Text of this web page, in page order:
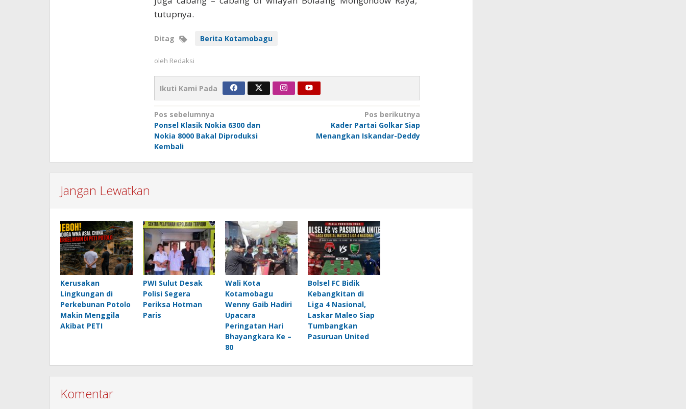
tutupnya.
Ditag Berita Kotamobagu
oleh Redaksi
Ikuti Kami Pada
Navigasi
pos
Pos sebelumnya
Ponsel Klasik Nokia 6300 dan
Nokia 8000 Bakal Diproduksi
Kembali
Pos berikutnya
Kader Partai Golkar Siap
Menangkan Iskandar-Deddy
Jangan Lewatkan
Kerusakan
Lingkungan di
Perkebunan Potolo
Makin Menggila
Akibat PETI
PWI Sulut Desak
Polisi Segera
Periksa Hotman
Paris
Wali Kota
Kotamobagu
Wenny Gaib Hadiri
Upacara
Peringatan Hari
Bhayangkara Ke –
80
Bolsel FC Bidik
Kebangkitan di
Liga 4 Nasional,
Laskar Maleo Siap
Tumbangkan
Pasuruan United
Komentar